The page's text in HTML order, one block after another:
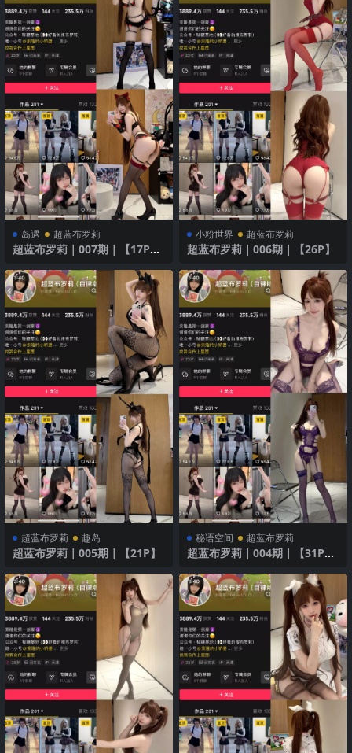
岛遇 超蓝布罗莉
超蓝布罗莉｜007期｜【17P2
小粉世界 超蓝布罗莉
超蓝布罗莉｜006期｜【26P】
超蓝布罗莉 趣岛
超蓝布罗莉｜005期｜【21P】
秘语空间 超蓝布罗莉
超蓝布罗莉｜004期｜【31P1